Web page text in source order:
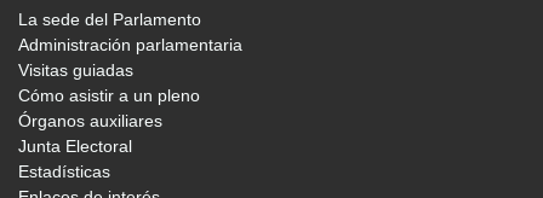
La sede del Parlamento
Administración parlamentaria
Visitas guiadas
Cómo asistir a un pleno
Órganos auxiliares
Junta Electoral
Estadísticas